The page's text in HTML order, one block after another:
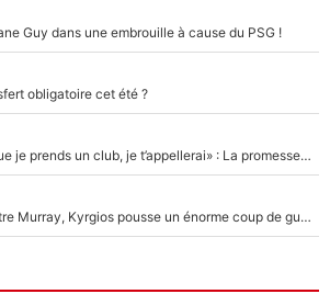
Guy dans une embrouille à cause du PSG !
obligatoire cet été ?
Mercato - OM - «Dès que je prends un club, je t’appellerai» : La promesse de Marcelino au moment de claquer la porte
Victime de racisme contre Murray, Kyrgios pousse un énorme coup de gueule !